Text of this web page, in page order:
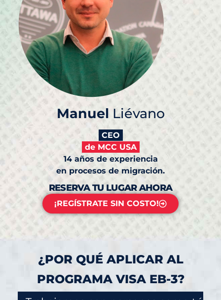
Manuel Liévano
CEO
de MCC USA
14 años de experiencia
en procesos de migración.
RESERVA TU LUGAR AHORA
¡REGÍSTRATE SIN COSTO!
¿POR QUÉ APLICAR AL
PROGRAMA VISA EB-3?